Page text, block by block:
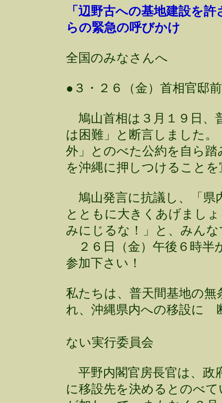
「辺野古への基地建設を
らの緊急の呼びかけ
全国のみなさんへ
●３・２６（金）首相官邸
鳩山首相は３月１９日、
は困難」と断言しました
外」とのべた公約を自ら
を沖縄に押しつけること
鳩山発言に抗議し、「県
とともに大きくあげまし
みにじるな！」と、みん
２６日（金）午後６時半
参加下さい！
私たちは、普天間基地の
れ、沖縄県内への移設に
ない実行委員会
平野内閣官房長官は、政
に移設先を決めるとのべ